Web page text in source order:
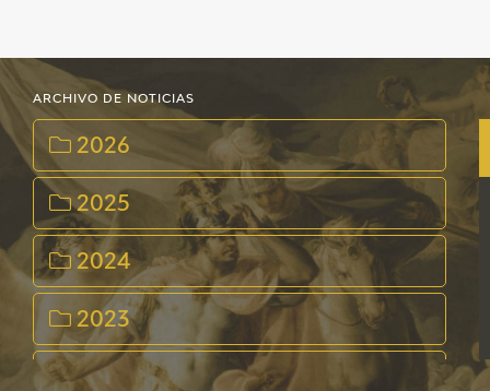
ARCHIVO DE NOTICIAS
2026
2025
2024
2023
2022